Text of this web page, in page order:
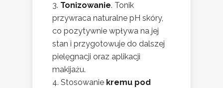
Tonizowanie. Tonik
przywraca naturalne pH skóry,
co pozytywnie wpływa na jej
stan i przygotowuje do dalszej
pielęgnacji oraz aplikacji
makijażu.
Stosowanie kremu pod